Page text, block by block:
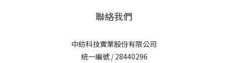
聯絡我們
中紡科技實業股份有限公司
統一編號 / 28440296